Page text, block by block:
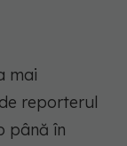
mai
reporterul
până în